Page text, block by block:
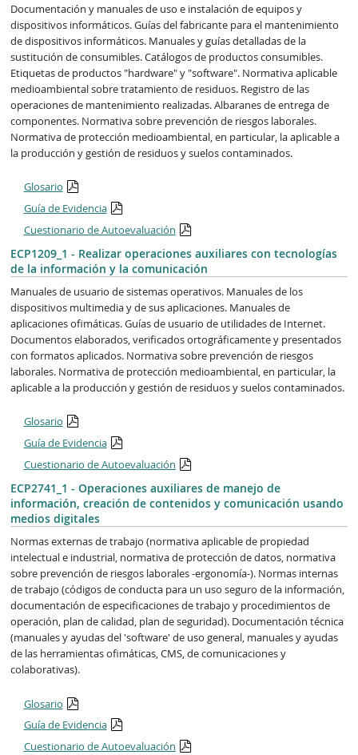
Documentación y manuales de uso e instalación de equipos y
dispositivos informáticos. Guías del fabricante para el mantenimiento
de dispositivos informáticos. Manuales y guías detalladas de la
sustitución de consumibles. Catálogos de productos consumibles.
Etiquetas de productos "hardware" y "software". Normativa aplicable
medioambiental sobre tratamiento de residuos. Registro de las
operaciones de mantenimiento realizadas. Albaranes de entrega de
componentes. Normativa sobre prevención de riesgos laborales.
Normativa de protección medioambiental, en particular, la aplicable a
la producción y gestión de residuos y suelos contaminados.
Glosario
Guía de Evidencia
Cuestionario de Autoevaluación
ECP1209_1 - Realizar operaciones auxiliares con tecnologías
de la información y la comunicación
Manuales de usuario de sistemas operativos. Manuales de los
dispositivos multimedia y de sus aplicaciones. Manuales de
aplicaciones ofimáticas. Guías de usuario de utilidades de Internet.
Documentos elaborados, verificados ortográficamente y presentados
con formatos aplicados. Normativa sobre prevención de riesgos
laborales. Normativa de protección medioambiental, en particular, la
aplicable a la producción y gestión de residuos y suelos contaminados.
Glosario
Guía de Evidencia
Cuestionario de Autoevaluación
ECP2741_1 - Operaciones auxiliares de manejo de
información, creación de contenidos y comunicación usando
medios digitales
Normas externas de trabajo (normativa aplicable de propiedad
intelectual e industrial, normativa de protección de datos, normativa
sobre prevención de riesgos laborales -ergonomía-). Normas internas
de trabajo (códigos de conducta para un uso seguro de la información,
documentación de especificaciones de trabajo y procedimientos de
operación, plan de calidad, plan de seguridad). Documentación técnica
(manuales y ayudas del 'software' de uso general, manuales y ayudas
de las herramientas ofimáticas, CMS, de comunicaciones y
colaborativas).
Glosario
Guía de Evidencia
Cuestionario de Autoevaluación